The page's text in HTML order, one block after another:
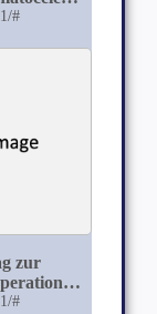
und des
#
zur
Le
#